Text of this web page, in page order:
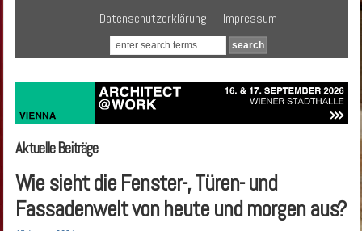
Datenschutzerklärung
Impressum
Aktuelle Beiträge
Wie sieht die Fenster-, Türen- und
Fassadenwelt von heute und morgen aus?